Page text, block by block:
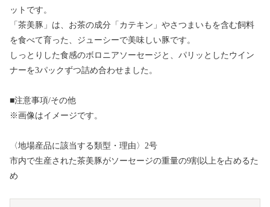
ットです。
「茶美豚」は、お茶の成分「カテキン」やさつまいもを含む飼料
を食べて育った、ジューシーで美味しい豚です。
しっとりした食感のボロニアソーセージと、パリッとしたウイン
ナーを3パックずつ詰め合わせました。
■注意事項/その他
※画像はイメージです。
〈地場産品に該当する類型・理由〉2号
市内で生産された茶美豚がソーセージの重量の9割以上を占めるた
め